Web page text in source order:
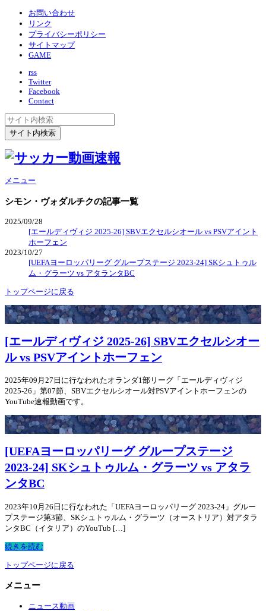
お問い合わせ
リンク
プライバシーポリシー
サイトマップ
GAME
rss
Twitter
Facebook
Contact
メニュー
シモン・ヴォダルチクの記事一覧
2025/09/28
[エールディヴィジ 2025-26] SBVエクセルシオール vs PSVアイント
ホーフェン
2023/10/27
[UEFAヨーロッパリーグ グループステージ 2023-24] SKシュトゥル
ム・グラーツ vs アタランタBC
トップページに戻る
[エールディヴィジ 2025-26] SBVエクセルシオー
ル vs PSVアイントホーフェン
2025年09月27日に行なわれたオランダ1部リーグ「エールディヴィジ
2025-26」第07節、SBVエクセルシオール対PSVアイントホーフェンの
YouTube速報動画です。
[UEFAヨーロッパリーグ グループステージ
2023-24] SKシュトゥルム・グラーツ vs アタラ
ンタBC
2023年10月26日に行なわれた「UEFAヨーロッパリーグ 2023-24」グルー
プステージ第3節、SKシュトゥルム・グラーツ（オーストリア）対アタラ
ンタBC（イタリア）のYouTub […]
続きを読む
トップページに戻る
メニュー
ニュース動画